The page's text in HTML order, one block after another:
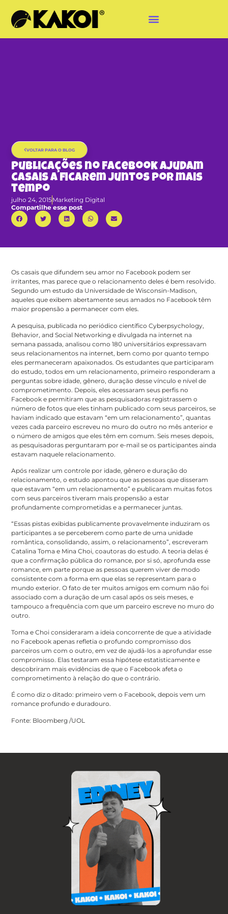
VOLTAR PARA O BLOG
Publicações no Facebook ajudam
casais a ficarem juntos por mais
tempo
julho 24, 2015Marketing Digital
Compartilhe esse post
Os casais que difundem seu amor no Facebook podem ser
irritantes, mas parece que o relacionamento deles é bem resolvido.
Segundo um estudo da Universidade de Wisconsin-Madison,
aqueles que exibem abertamente seus amados no Facebook têm
maior propensão a permanecer com eles.
A pesquisa, publicada no periódico científico Cyberpsychology,
Behavior, and Social Networking e divulgada na internet na
semana passada, analisou como 180 universitários expressavam
seus relacionamentos na internet, bem como por quanto tempo
eles permaneceram apaixonados. Os estudantes que participaram
do estudo, todos em um relacionamento, primeiro responderam a
perguntas sobre idade, gênero, duração desse vínculo e nível de
comprometimento. Depois, eles acessaram seus perfis no
Facebook e permitiram que as pesquisadoras registrassem o
número de fotos que eles tinham publicado com seus parceiros, se
haviam indicado que estavam “em um relacionamento”, quantas
vezes cada parceiro escreveu no muro do outro no mês anterior e
o número de amigos que eles têm em comum. Seis meses depois,
as pesquisadoras perguntaram por e-mail se os participantes ainda
estavam naquele relacionamento.
Após realizar um controle por idade, gênero e duração do
relacionamento, o estudo apontou que as pessoas que disseram
que estavam “em um relacionamento” e publicaram muitas fotos
com seus parceiros tiveram mais propensão a estar
profundamente comprometidas e a permanecer juntas.
“Essas pistas exibidas publicamente provavelmente induziram os
participantes a se perceberem como parte de uma unidade
romântica, consolidando, assim, o relacionamento”, escreveram
Catalina Toma e Mina Choi, coautoras do estudo. A teoria delas é
que a confirmação pública do romance, por si só, aprofunda esse
romance, em parte porque as pessoas querem viver de modo
consistente com a forma em que elas se representam para o
mundo exterior. O fato de ter muitos amigos em comum não foi
associado com a duração de um casal após os seis meses, e
tampouco a frequência com que um parceiro escreve no muro do
outro.
Toma e Choi consideraram a ideia concorrente de que a atividade
no Facebook apenas refletia o profundo compromisso dos
parceiros um com o outro, em vez de ajudá-los a aprofundar esse
compromisso. Elas testaram essa hipótese estatisticamente e
descobriram mais evidências de que o Facebook afeta o
comprometimento à relação do que o contrário.
É como diz o ditado: primeiro vem o Facebook, depois vem um
romance profundo e duradouro.
Fonte: Bloomberg /UOL